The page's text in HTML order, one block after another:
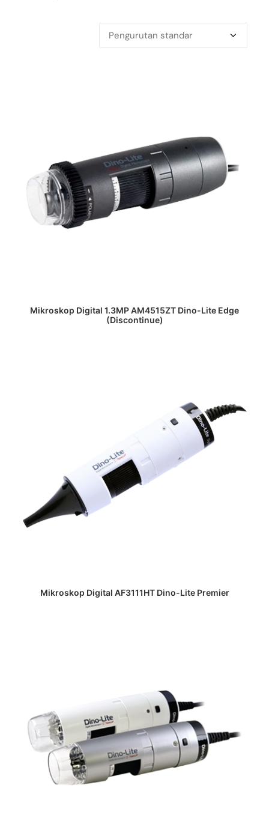
DAPATKAN PENAWARAN HARGA
Mikroskop Digital 1.3MP AM4515ZT Dino-Lite Edge
(Discontinue)
DAPATKAN PENAWARAN HARGA
Mikroskop Digital AF3111HT Dino-Lite Premier